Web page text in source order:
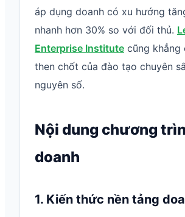
áp dụng doanh có xu hướng
nhanh hơn 30% so với đối thủ.
Enterprise Institute cũng khẳng
then chốt của đào tạo chuyên
nguyên số.
Nội dung chương
doanh
1. Kiến thức nền tảng